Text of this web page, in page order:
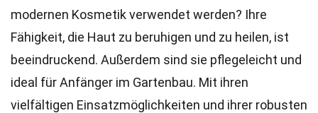
modernen Kosmetik verwendet werden? Ihre
Fähigkeit, die Haut zu beruhigen und zu heilen, ist
beeindruckend. Außerdem sind sie pflegeleicht und
ideal für Anfänger im Gartenbau. Mit ihren
vielfältigen Einsatzmöglichkeiten und ihrer robusten